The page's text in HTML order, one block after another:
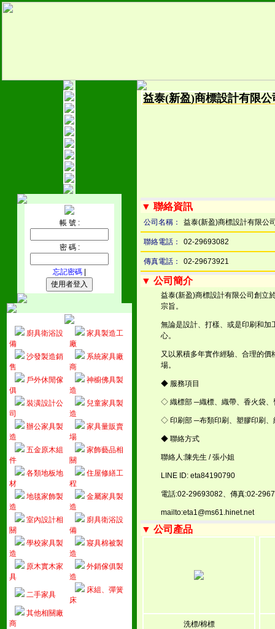
帳 號 :
密 碼 :
忘記密碼
廚具衛浴設
備
家具製造工
廠
沙發製造銷
售
系統家具廠
商
戶外休閒傢
俱
神櫥佛具製
造
裝潢設計公
司
兒童家具製
造
辦公家具製
造
家具量販賣
場
五金原木組
件
家飾藝品相
關
各類地板地
材
住屋修繕工
程
地毯家飾製
造
金屬家具製
造
室內設計相
關
廚具衛浴設
備
學校家具製
造
寢具棉被製
造
原木實木家
具
外銷傢俱製
造
二手家具
床組、彈簧
床
其他相關廠
商
益泰(新盈)商標設計有限公
▼ 聯絡資訊
公司名稱： 益泰(新盈)商標設計有限公
聯絡電話： 02-29693082
傳真電話： 02-29673921
▼ 公司簡介
益泰(新盈)商標設計有限公司創立
宗旨。
無論是設計、打樣、或是印刷和
心。
又以累積多年實作經驗、合理的
場。
◆ 服務項目
◇ 織標部 ─織標、織帶、香火袋、
◇ 印刷部 ─布類印刷、塑膠印刷、
◆ 聯絡方式
聯絡人:陳先生 / 張小姐
LINE ID: eta84190790
電話:02-29693082、傳真:02-
mailto:eta1@ms61.hinet.net
▼ 公司產品
洗標/棉標